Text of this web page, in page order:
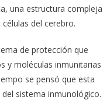
una estructura compleja
del cerebro.
de protección que
y moléculas inmunitarias
se pensó que esta
sistema inmunológico.